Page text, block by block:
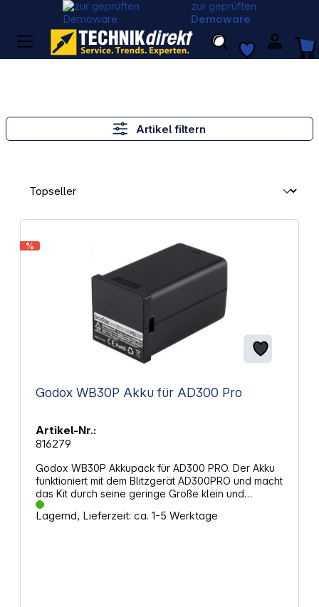
zur geprüften
Demoware
Artikel filtern
%
Godox WB30P Akku für AD300 Pro
Artikel-Nr.:
816279
Godox WB30P Akkupack für AD300 PRO. Der Akku
funktioniert mit dem Blitzgerät AD300PRO und macht
das Kit durch seine geringe Größe klein und
handlich. Der WB30P lädt den Blitz in nur 0,01 - 1,5
Sekunden auf und reicht für etwa 320 Blitze bei
Lagernd, Lieferzeit: ca. 1-5 Werktage